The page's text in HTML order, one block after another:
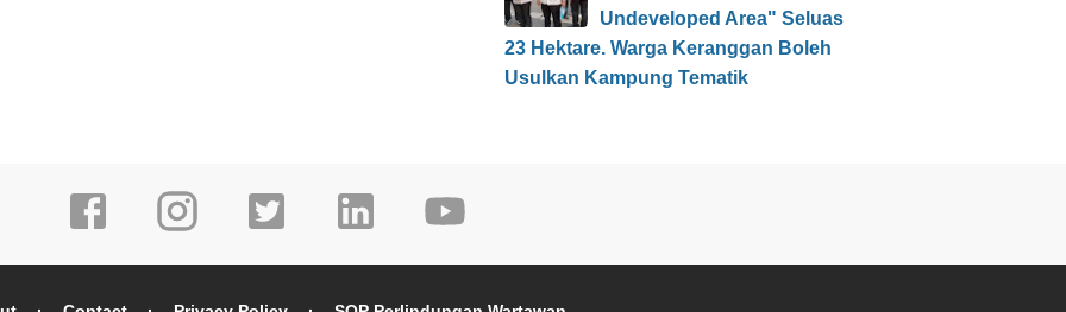
Undeveloped Area" Seluas
23 Hektare. Warga Keranggan Boleh
Usulkan Kampung Tematik